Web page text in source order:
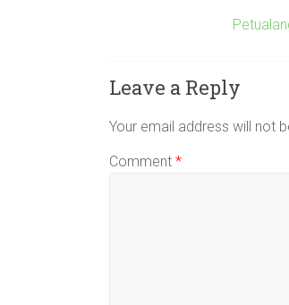
Leave a Reply
Your email address will not
Comment *